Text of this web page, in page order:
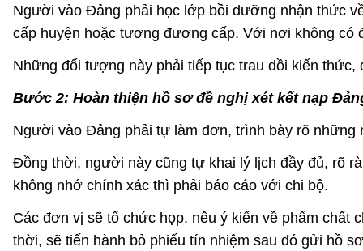
Người vào Đảng phải học lớp bồi dưỡng nhận thức
cấp huyện hoặc tương đương cấp. Với nơi không có
Những đối tượng này phải tiếp tục trau dồi kiến
Bước 2: Hoàn thiện hồ sơ đề nghị xét kết nạp
Người vào Đảng phải tự làm đơn, trình bày rõ
Đồng thời, người này cũng tự khai lý lịch đầy đủ, rõ
không nhớ chính xác thì phải báo cáo với chi bộ.
Các đơn vị sẽ tổ chức họp, nêu ý kiến về phẩm
thời, sẽ tiến hành bỏ phiếu tín nhiệm sau đó gửi hồ